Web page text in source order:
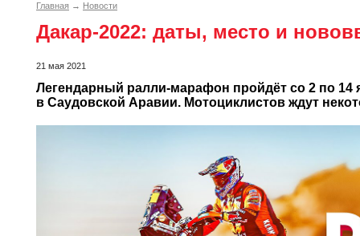
Главная → Новости
Дакар-2022: даты, место и
21 мая 2021
Легендарный ралли-марафон пройдёт со 2 по 14
в Саудовской Аравии. Мотоциклистов ждут